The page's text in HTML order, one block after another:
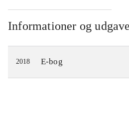
Informationer og
2018 E-bog